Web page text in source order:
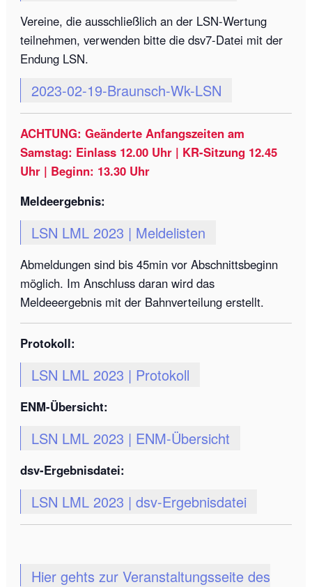
Vereine, die ausschließlich an der LSN-Wertung
teilnehmen, verwenden bitte die dsv7-Datei mit der
Endung LSN.
2023-02-19-Braunsch-Wk-LSN
ACHTUNG: Geänderte Anfangszeiten am
Samstag: Einlass 12.00 Uhr | KR-Sitzung 12.45
Uhr | Beginn: 13.30 Uhr
Meldeergebnis:
LSN LML 2023 | Meldelisten
Abmeldungen sind bis 45min vor Abschnittsbeginn
möglich. Im Anschluss daran wird das
Meldeeergebnis mit der Bahnverteilung erstellt.
Protokoll:
LSN LML 2023 | Protokoll
ENM-Übersicht:
LSN LML 2023 | ENM-Übersicht
dsv-Ergebnisdatei:
LSN LML 2023 | dsv-Ergebnisdatei
Hier gehts zur Veranstaltungsseite des